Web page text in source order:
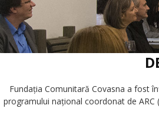
Fundaţia Comunitară Covasna a fost
programului naţional coordonat de